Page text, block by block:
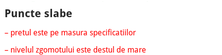
Puncte slabe
– pretul este pe masura specificatiilor
– nivelul zgomotului este destul de mare